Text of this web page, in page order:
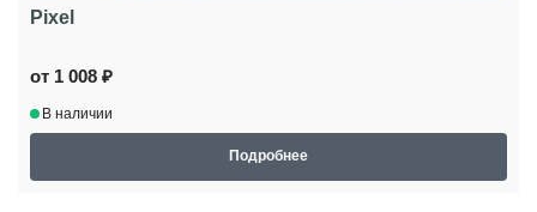
Pixel
от 1 008 ₽
В наличии
Подробнее